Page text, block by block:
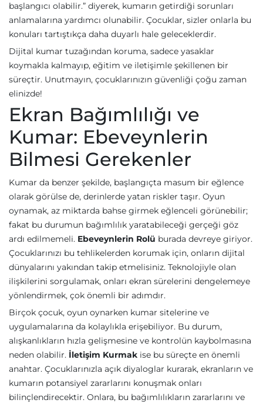
başlangıcı olabilir.” diyerek, kumarın getirdiği sorunları
anlamalarına yardımcı olunabilir. Çocuklar, sizler onlarla bu
konuları tartıştıkça daha duyarlı hale geleceklerdir.
Dijital kumar tuzağından koruma, sadece yasaklar
koymakla kalmayıp, eğitim ve iletişimle şekillenen bir
süreçtir. Unutmayın, çocuklarınızın güvenliği çoğu zaman
elinizde!
Ekran Bağımlılığı ve
Kumar: Ebeveynlerin
Bilmesi Gerekenler
Kumar da benzer şekilde, başlangıçta masum bir eğlence
olarak görülse de, derinlerde yatan riskler taşır. Oyun
oynamak, az miktarda bahse girmek eğlenceli görünebilir;
fakat bu durumun bağımlılık yaratabileceği gerçeği göz
ardı edilmemeli. Ebeveynlerin Rolü burada devreye giriyor.
Çocuklarınızı bu tehlikelerden korumak için, onların dijital
dünyalarını yakından takip etmelisiniz. Teknolojiyle olan
ilişkilerini sorgulamak, onları ekran sürelerini dengelemeye
yönlendirmek, çok önemli bir adımdır.
Birçok çocuk, oyun oynarken kumar sitelerine ve
uygulamalarına da kolaylıkla erişebiliyor. Bu durum,
alışkanlıkların hızla gelişmesine ve kontrolün kaybolmasına
neden olabilir. İletişim Kurmak ise bu süreçte en önemli
anahtar. Çocuklarınızla açık diyaloglar kurarak, ekranların ve
kumarın potansiyel zararlarını konuşmak onları
bilinçlendirecektir. Onlara, bu bağımlılıkların zararlarını ve